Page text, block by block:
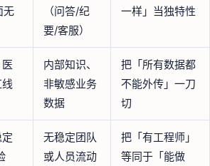
无
（问答/纪
要/客服）
一样」当独特性
内部知识、
非敏感业务
数据
把「所有数据都
不能外传」一刀
切
无稳定团队
或人员流动
把「有工程师」
等同于「能做